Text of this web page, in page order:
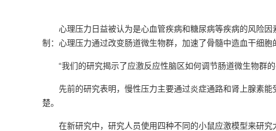
心理压力日益被认为是心血管疾病和糖尿病等疾病的风险因
制：心理压力通过改变肠道微生物群，加速了骨髓中造血干细
“我们的研究揭示了应激反应性脑区如何调节肠道微生物群的
先前的研究表明，慢性压力主要通过炎症通路和肾上腺素能
楚。
在新研究中，研究人员使用四种不同的小鼠应激模型来研究